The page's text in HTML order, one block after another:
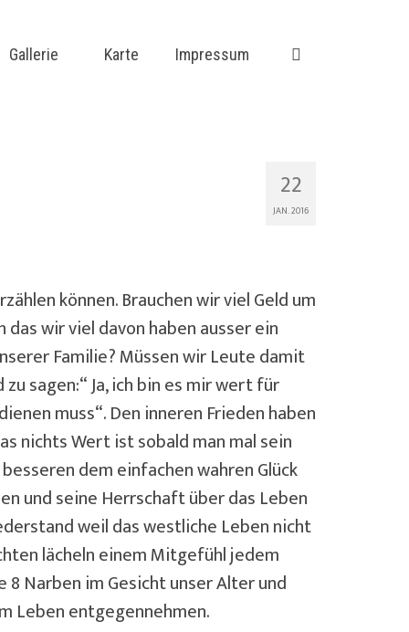
Gallerie Karte Impressum
22
JAN. 2016
können. Brauchen wir viel Geld um
wir viel davon haben ausser ein
Familie? Müssen wir Leute damit
sagen:“ Ja, ich bin es mir wert für
muss“. Den inneren Frieden haben
nichts Wert ist sobald man mal sein
dem einfachen wahren Glück
und seine Herrschaft über das Leben
weil das westliche Leben nicht
lächeln einem Mitgefühl jedem
8 Narben im Gesicht unser Alter und
Leben entgegennehmen.